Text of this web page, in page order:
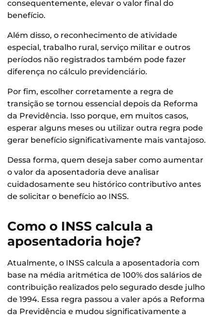
consequentemente, elevar o valor final do
benefício.
Além disso, o reconhecimento de atividade
especial, trabalho rural, serviço militar e outros
períodos não registrados também pode fazer
diferença no cálculo previdenciário.
Por fim, escolher corretamente a regra de
transição se tornou essencial depois da Reforma
da Previdência. Isso porque, em muitos casos,
esperar alguns meses ou utilizar outra regra pode
gerar benefício significativamente mais vantajoso.
Dessa forma, quem deseja saber como aumentar
o valor da aposentadoria deve analisar
cuidadosamente seu histórico contributivo antes
de solicitar o benefício ao INSS.
Como o INSS calcula a
aposentadoria hoje?
Atualmente, o INSS calcula a aposentadoria com
base na média aritmética de 100% dos salários de
contribuição realizados pelo segurado desde julho
de 1994. Essa regra passou a valer após a Reforma
da Previdência e mudou significativamente a